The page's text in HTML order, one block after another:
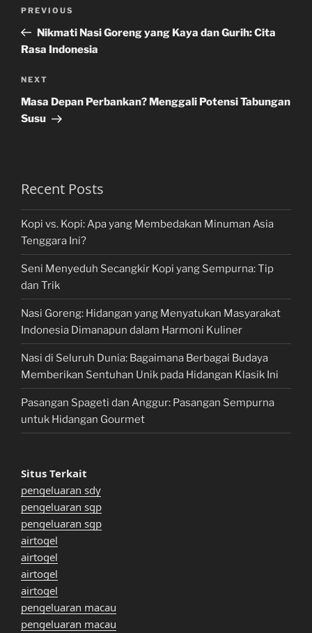
Previous
Post
PREVIOUS
Nikmati Nasi Goreng yang Kaya dan Gurih: Cita
Rasa Indonesia
Next
Post
NEXT
Masa Depan Perbankan? Menggali Potensi Tabungan
Susu
Recent Posts
Kopi vs. Kopi: Apa yang Membedakan Minuman Asia
Tenggara Ini?
Seni Menyeduh Secangkir Kopi yang Sempurna: Tip
dan Trik
Nasi Goreng: Hidangan yang Menyatukan Masyarakat
Indonesia Dimanapun dalam Harmoni Kuliner
Nasi di Seluruh Dunia: Bagaimana Berbagai Budaya
Memberikan Sentuhan Unik pada Hidangan Klasik Ini
Pasangan Spageti dan Anggur: Pasangan Sempurna
untuk Hidangan Gourmet
Situs Terkait
pengeluaran sdy
pengeluaran sgp
pengeluaran sgp
airtogel
airtogel
airtogel
airtogel
pengeluaran macau
pengeluaran macau